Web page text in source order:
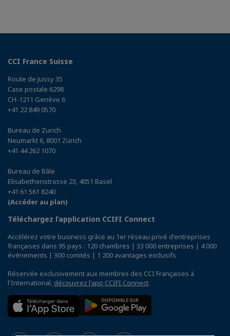
CCI France Suisse
Route de Jussy 35
Case postale 6298
CH-1211 Genève 6
+41 22 849 0570
Bureau de Zurich
Neumarkt 6, 8001 Zürich
+41 44 262 1070
Bureau de Bâle
Elisabethenstrasse 23, 4051 Basel
+41 61 561 8240
(Accéder au plan)
Téléchargez l’application CCIFI Connect
Accélérez votre business grâce au 1er réseau privé d'entreprises
françaises dans 95 pays : 120 chambres | 33 000 entreprises | 4 000
événements | 300 comités | 1 200 avantages exclusifs
Réservée exclusivement aux membres des CCI Françaises à
l'International, découvrez l'app CCIFI Connect.